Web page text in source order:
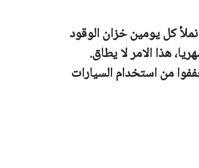
كل يومين خزان الوقود
هذا الامر لا يطاق.
من استخدام السيارات